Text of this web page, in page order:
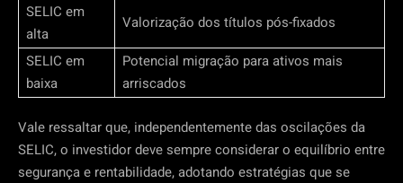
SELIC em
alta
Valorização dos títulos pós-fixados
SELIC em
baixa
Potencial migração para ativos mais
arriscados
Vale ressaltar que, independentemente das oscilações da
SELIC, o investidor deve sempre considerar o equilíbrio entre
segurança e rentabilidade, adotando estratégias que se